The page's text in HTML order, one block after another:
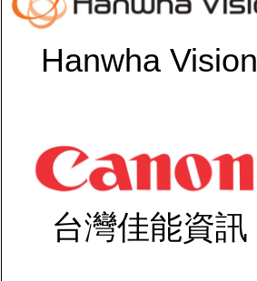
Hanwha Vision
台灣佳能資訊